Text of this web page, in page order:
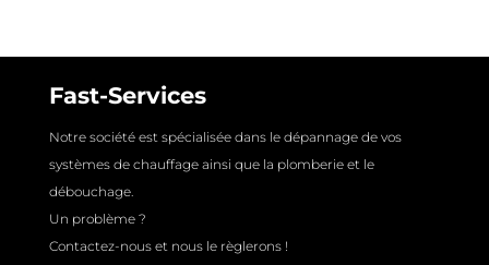
Fast-Services
Notre société est spécialisée dans le dépannage de vos
systèmes de chauffage ainsi que la plomberie et le
débouchage.
Un problème ?
Contactez-nous et nous le règlerons !